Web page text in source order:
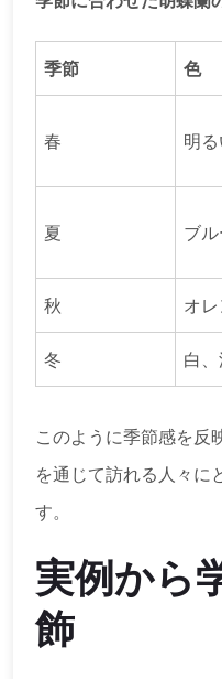
季節 色
春 明
夏 ブ
秋 オ
冬 白
このように季節感を反
を通じて訪れる人々に
す。
実例から
飾